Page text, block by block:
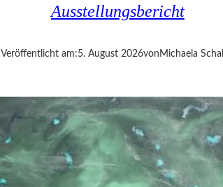
Ausstellungsbericht
Veröffentlicht am:5. August 2026von Michaela